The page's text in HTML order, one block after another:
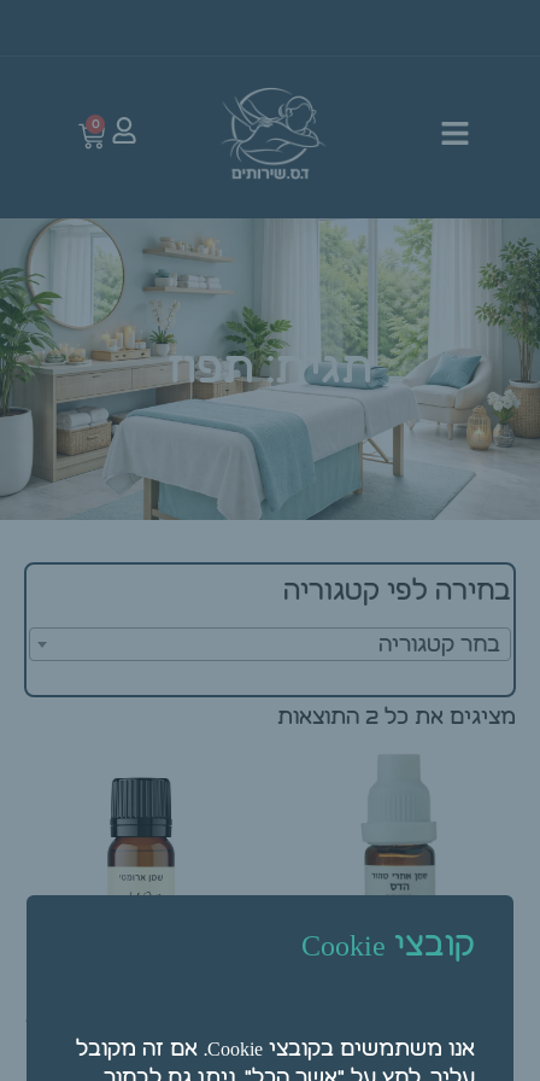
0
תגית: תפוז
בחירה לפי קטגוריה
בחר קטגוריה
מציגים את כל ⁦2⁩ התוצאות
הדס 10 מ"ל (המילניום)
שמן ארומטי – שמן אתרי
תפוז 10 מ"ל
קובצי Cookie
אנו משתמשים בקובצי Cookie. אם זה מקובל